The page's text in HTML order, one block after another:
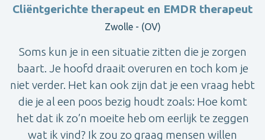
Cliëntgerichte therapeut en EMDR therapeut
Zwolle - (OV)
Soms kun je in een situatie zitten die je zorgen
baart. Je hoofd draait overuren en toch kom je
niet verder. Het kan ook zijn dat je een vraag hebt
die je al een poos bezig houdt zoals: Hoe komt
het dat ik zo’n moeite heb om eerlijk te zeggen
wat ik vind? Ik zou zo graag mensen willen